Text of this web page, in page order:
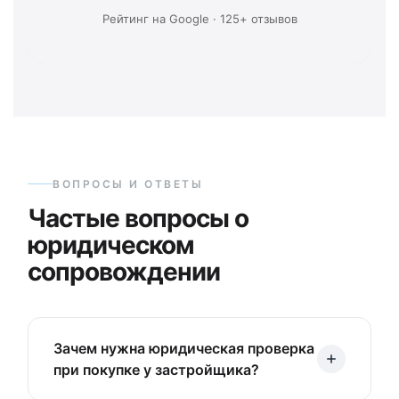
Рейтинг на Google · 125+ отзывов
ВОПРОСЫ И ОТВЕТЫ
Частые вопросы о
юридическом
сопровождении
Зачем нужна юридическая проверка
при покупке у застройщика?